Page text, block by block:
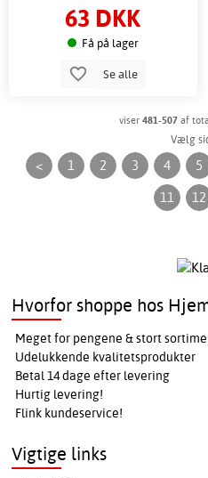
63 DKK
Få på lager
Se alle
viser 481-507af
Vælg
< 1 2 3 4 5
11
12
Hvorfor shoppe hos
Meget for pengene & stort
Udelukkende kvalitetsprodukter
Betal 14 dage efter levering
Hurtig levering!
Flink kundeservice!
Vigtige links